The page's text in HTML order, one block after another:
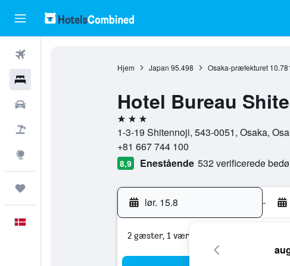
Hjem Japan 95.498 Osaka-præfekturet
Hotel Bureau
3 stjerner
1-3-19 Shitennoji, 543-0051, Osaka,
+81 667 744 100
8,9 Enestående 532 verificerede
lør. 15.8 -
2 gæster, 1 værelse